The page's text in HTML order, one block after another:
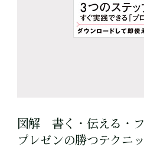
図解 書く・伝える・
プレゼンの勝つテクニ